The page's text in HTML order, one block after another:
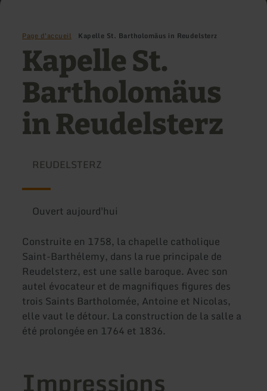
Page d'accueil Kapelle St. Bartholomäus in Reudelsterz
Kapelle St.
Bartholomäus
in Reudelsterz
REUDELSTERZ
Ouvert aujourd'hui
Construite en 1758, la chapelle catholique
Saint-Barthélemy, dans la rue principale de
Reudelsterz, est une salle baroque. Avec son
autel évocateur et de magnifiques figures des
trois Saints Bartholomée, Antoine et Nicolas,
elle vaut le détour. La construction de la salle a
été prolongée en 1764 et 1836.
Impressions